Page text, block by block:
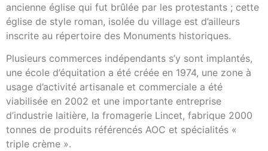
ancienne église qui fut brûlée par les protestants ; cette
église de style roman, isolée du village est d’ailleurs
inscrite au répertoire des Monuments historiques.
Plusieurs commerces indépendants s’y sont implantés,
une école d’équitation a été créée en 1974, une zone à
usage d’activité artisanale et commerciale a été
viabilisée en 2002 et une importante entreprise
d’industrie laitière, la fromagerie Lincet, fabrique 2000
tonnes de produits référencés AOC et spécialités «
triple crème ».